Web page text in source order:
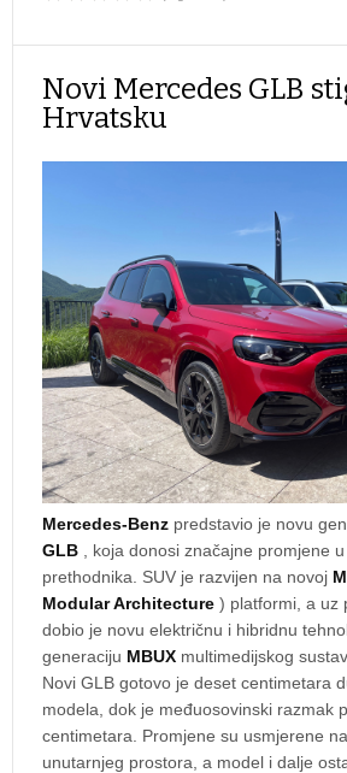
Novi Mercedes GLB
Hrvatsku
Mercedes-Benz predstavio je novu
GLB
, koja donosi značajne promjene
prethodnika. SUV je razvijen na novoj
Modular Architecture ) platformi, a uz
dobio je novu električnu i hibridnu
generaciju MBUX multimedijskog
Novi GLB gotovo je deset centimetara
modela, dok je međuosovinski razmak
centimetara. Promjene su usmjerene
unutarnjeg prostora, a model i dalje